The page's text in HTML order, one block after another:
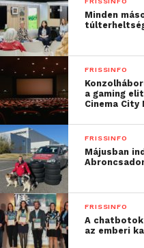
vonalban
célba
egész
törekvés
amikor
ajánlottuk
részét a
remélve,
is
koronavírus
Minden
FRISSINFO
a gaming
Cinema
FRISSINFO
Májusban
FRISSINFO
A
az emberi